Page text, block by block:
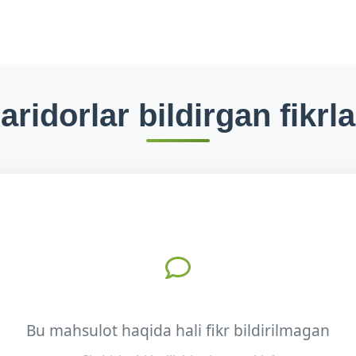
bildirgan
Bu mahsulot haqida hali fikr bildirilmagan